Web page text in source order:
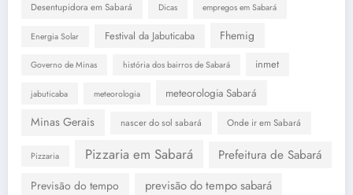
Desentupidora em Sabará Dicas empregos em Sabará
Energia Solar Festival da Jabuticaba Fhemig
Governo de Minas história dos bairros de Sabará inmet
jabuticaba meteorologia meteorologia Sabará
Minas Gerais nascer do sol sabará Onde ir em Sabará
Pizzaria Pizzaria em Sabará Prefeitura de Sabará
Previsão do tempo previsão do tempo sabará